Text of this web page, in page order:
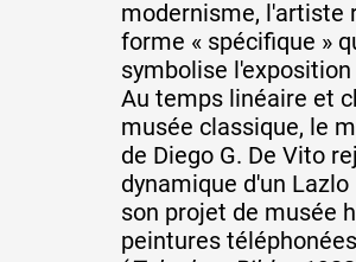
modernisme, l'artiste
forme « spécifique »
symbolise
Au temps linéaire et
musée classique, le
de Diego G. De Vito
dynamique d'un
son projet de musée
peintures